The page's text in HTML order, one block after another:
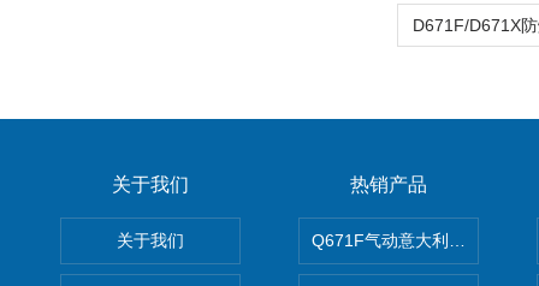
关于我们
关于我们
热销产品
Q671F气动意大利式薄型球阀